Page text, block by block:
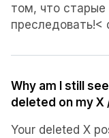
том, что старые
преследовать!<
Why am I still
deleted on my
Your deleted X